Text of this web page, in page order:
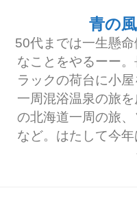
青の
50代までは一生懸
なことをやるーー
ラックの荷台に小
一周混浴温泉の旅
の北海道一周の旅
など。はたして今